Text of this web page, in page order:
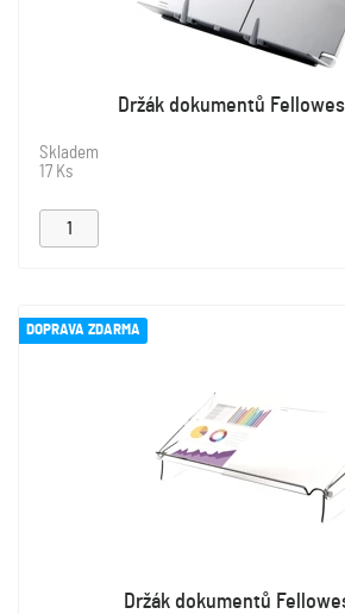
Držák dokumentů
Skladem
17 Ks
DOPRAVA ZDARMA
Držák dokumentů